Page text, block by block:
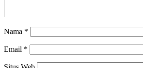
Nama *
Email *